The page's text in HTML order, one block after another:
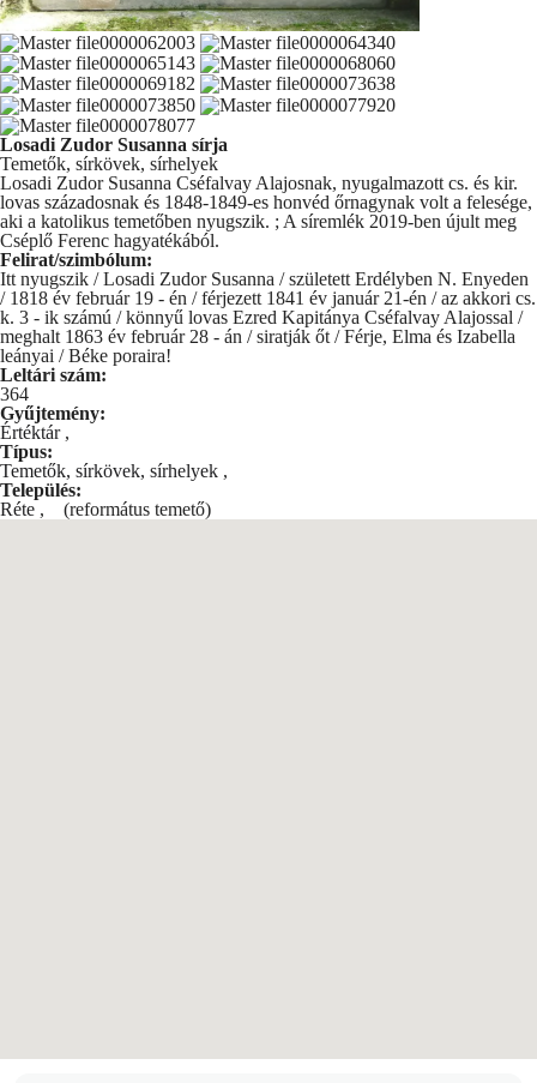
Losadi Zudor Susanna sírja
Temetők, sírkövek, sírhelyek
Losadi Zudor Susanna Cséfalvay Alajosnak, nyugalmazott cs. és kir.
lovas századosnak és 1848-1849-es honvéd őrnagynak volt a felesége,
aki a katolikus temetőben nyugszik. ; A síremlék 2019-ben újult meg
Cséplő Ferenc hagyatékából.
Felirat/szimbólum:
Itt nyugszik / Losadi Zudor Susanna / született Erdélyben N. Enyeden
/ 1818 év február 19 - én / férjezett 1841 év január 21-én / az akkori cs.
k. 3 - ik számú / könnyű lovas Ezred Kapitánya Cséfalvay Alajossal /
meghalt 1863 év február 28 - án / siratják őt / Férje, Elma és Izabella
leányai / Béke poraira!
Leltári szám:
364
Gyűjtemény:
Értéktár ,
Típus:
Temetők, sírkövek, sírhelyek ,
Település:
Réte , (református temető)